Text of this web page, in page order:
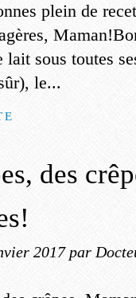
plein de
lait sous toutes
le...
des
2017 par